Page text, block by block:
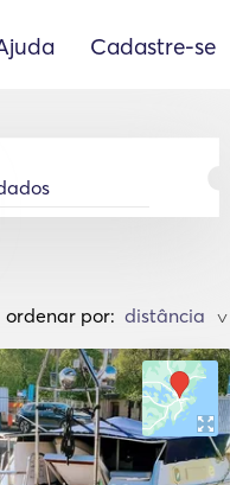
Cadastre-se
ordenar por: >